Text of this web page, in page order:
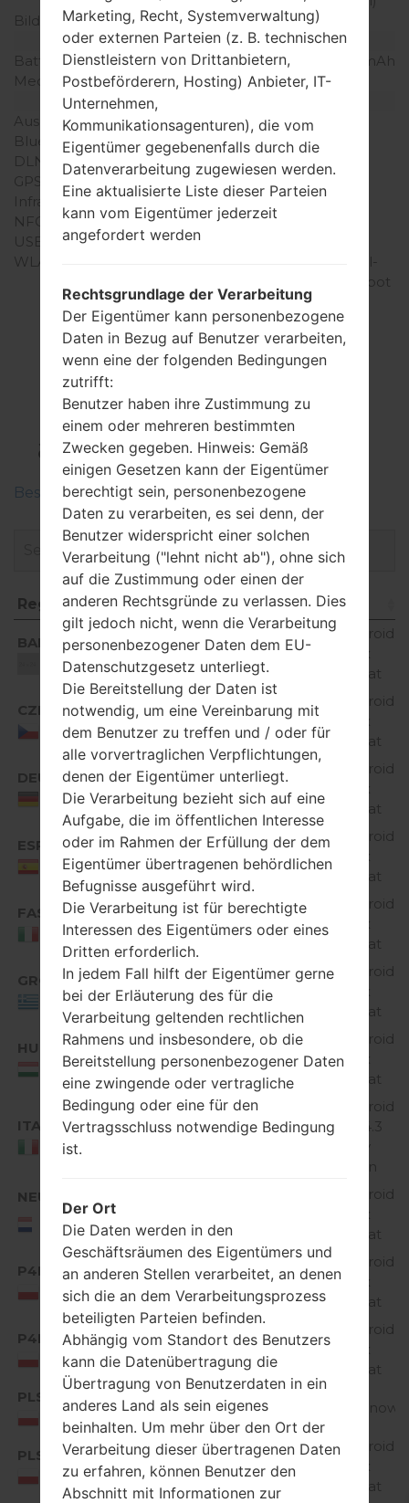
Bildschirmfarben
16M Farben
Batterie und Tastatur
Batteriekapazität
entfernbar Li-Ion 2150 mAh
Mechanische Tastatur
-
Ausgabe für Audio
3.5mm jack
Bluetooth
Version 4.0, A2DP, LE
DLNA
GPS
A-GPS
Infrarotanschluss
Ja
NFC
Ja
USB
WLAN
Wi-Fi 802.11 a/b/g/n, dual-
band, Wi-Fi Direct, hotspot
Firmware
LGD605(LGD605)
akaLG Optimus L9 II
Beschreiben Sie die Regionen der LG-Firmwaren
Region Dateiname OS
Region
Dateiname
BAL
Unknown
D60520h_00.kdz
Android
KitKat
CZE
Czech Republic
D60520h_00.kdz
Android
KitKat
DEU
Germany
D60520h_00.kdz
Android
KitKat
ESP
Spain
D60520h_00.kdz
Android
KitKat
FAS
Italy
D60520h_00.kdz
Android
KitKat
GRC
Greece
D60520h_00.kdz
Android
KitKat
HUN
Hungary
D60520h_00.kdz
Android
4.4.x
KitKat
ITA
Italy
D60510A_00.kdz
Android
4.1-4.3
Bean
NEU
NEU/NORTHERN
EUROPE
Android
KitKat
P4P
Poland
D60520d_00.kdz
Android
4.4.x
KitKat
P4P
Poland
D60520e_00_0105.kdz
Android
KitKat
PLS
Poland
D60520d_00.kdz Unknown
PLS
Poland
D60520e_00_0105.kdz
Android
KitKat
Marketing, Recht, Systemverwaltung)
oder externen Parteien (z. B. technischen
Dienstleistern von Drittanbietern,
Postbeförderern, Hosting) Anbieter, IT-
Unternehmen,
Kommunikationsagenturen), die vom
Eigentümer gegebenenfalls durch die
Datenverarbeitung zugewiesen werden.
Eine aktualisierte Liste dieser Parteien
kann vom Eigentümer jederzeit
angefordert werden
Rechtsgrundlage der Verarbeitung
Der Eigentümer kann personenbezogene
Daten in Bezug auf Benutzer verarbeiten,
wenn eine der folgenden Bedingungen
zutrifft:
Benutzer haben ihre Zustimmung zu
einem oder mehreren bestimmten
Zwecken gegeben. Hinweis: Gemäß
einigen Gesetzen kann der Eigentümer
berechtigt sein, personenbezogene
Daten zu verarbeiten, es sei denn, der
Benutzer widerspricht einer solchen
Verarbeitung ("lehnt nicht ab"), ohne sich
auf die Zustimmung oder einen der
anderen Rechtsgründe zu verlassen. Dies
gilt jedoch nicht, wenn die Verarbeitung
personenbezogener Daten dem EU-
Datenschutzgesetz unterliegt.
Die Bereitstellung der Daten ist
notwendig, um eine Vereinbarung mit
dem Benutzer zu treffen und / oder für
alle vorvertraglichen Verpflichtungen,
denen der Eigentümer unterliegt.
Die Verarbeitung bezieht sich auf eine
Aufgabe, die im öffentlichen Interesse
oder im Rahmen der Erfüllung der dem
Eigentümer übertragenen behördlichen
Befugnisse ausgeführt wird.
Die Verarbeitung ist für berechtigte
Interessen des Eigentümers oder eines
Dritten erforderlich.
In jedem Fall hilft der Eigentümer gerne
bei der Erläuterung des für die
Verarbeitung geltenden rechtlichen
Rahmens und insbesondere, ob die
Bereitstellung personenbezogener Daten
eine zwingende oder vertragliche
Bedingung oder eine für den
Vertragsschluss notwendige Bedingung
ist.
Der Ort
Die Daten werden in den
Geschäftsräumen des Eigentümers und
an anderen Stellen verarbeitet, an denen
sich die an dem Verarbeitungsprozess
beteiligten Parteien befinden.
Abhängig vom Standort des Benutzers
kann die Datenübertragung die
Übertragung von Benutzerdaten in ein
anderes Land als sein eigenes
beinhalten. Um mehr über den Ort der
Verarbeitung dieser übertragenen Daten
zu erfahren, können Benutzer den
Abschnitt mit Informationen zur